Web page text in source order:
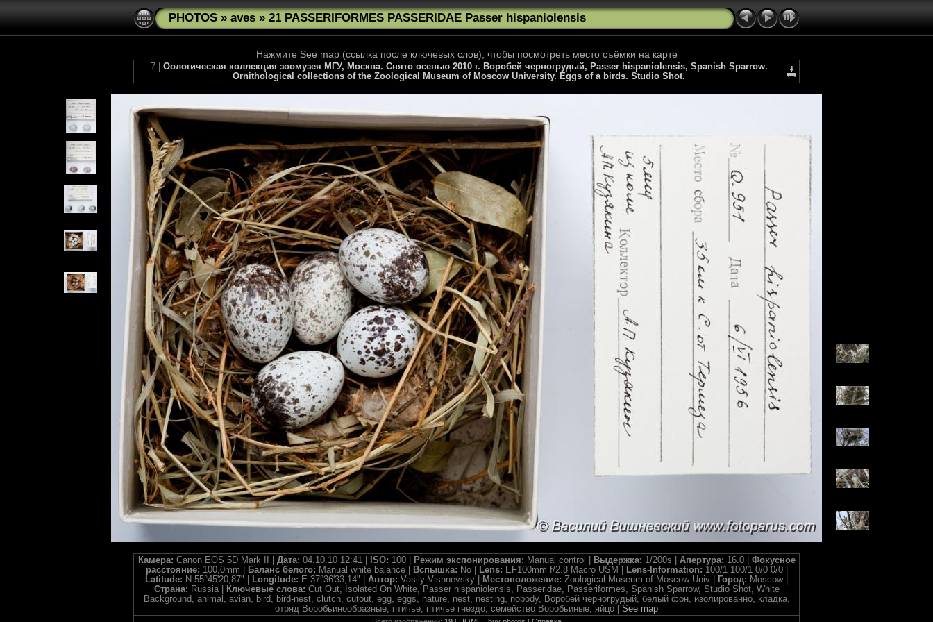
PHOTOS » aves » 21 PASSERIFORMES PASSERIDAE Passer hispaniolensis
Нажмите See map (ссылка после ключевых слов), чтобы посмотреть место съёмки на карте
7 | Оологическая коллекция зоомузея МГУ, Москва. Снято осенью 2010 г. Воробей черногрудый, Passer hispaniolensis, Spanish Sparrow.
Ornithological collections of the Zoological Museum of Moscow University. Eggs of a birds. Studio Shot.
Камера: Canon EOS 5D Mark II | Дата: 04.10.10 12:41 | ISO: 100 | Режим экспонирования: Manual control | Выдержка: 1/200s | Апертура: 16.0 | Фокусное
расстояние: 100,0mm | Баланс белого: Manual white balance | Вспышка: No | Lens: EF100mm f/2.8 Macro USM | Lens-Information: 100/1 100/1 0/0 0/0 |
Latitude: N 55°45'20,87" | Longitude: E 37°36'33,14" | Автор: Vasily Vishnevsky | Местоположение: Zoological Museum of Moscow Univ | Город: Moscow |
Страна: Russia | Ключевые слова: Cut Out, Isolated On White, Passer hispaniolensis, Passeridae, Passeriformes, Spanish Sparrow, Studio Shot, White
Background, animal, avian, bird, bird-nest, clutch, cutout, egg, eggs, nature, nest, nesting, nobody, Воробей черногрудый, белый фон, изолированно, кладка,
отряд Воробьинообразные, птичье, птичье гнездо, семейство Воробьиные, яйцо | See map